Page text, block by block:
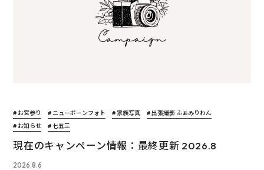
# お宮参り # ニューボーンフォト # 家族写真
# 出張撮影 ふぁみりわん
# お知らせ
# 七五三
現在のキャンペーン情報：最終更新 2026.8
2026.8.6